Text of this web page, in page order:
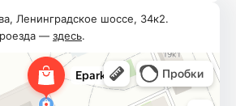
Ленинградское шоссе, 34к2.
— здесь.